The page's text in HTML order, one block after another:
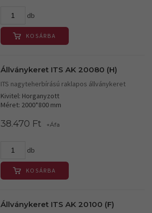
db
KOSÁRBA
Állványkeret ITS AK 20080 (H)
ITS nagyteherbírású raklapos állványkeret
Kivitel: Horganyzott
Méret: 2000*800 mm
38.470 Ft +Áfa
db
KOSÁRBA
Állványkeret ITS AK 20100 (F)